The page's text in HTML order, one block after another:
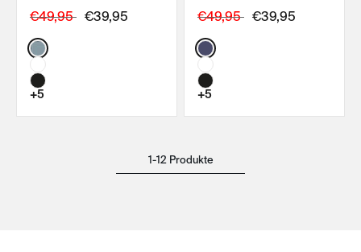
€49,95 €39,95
Color:
+5
€49,95 €39,95
Color:
+5
1-12 Produkte